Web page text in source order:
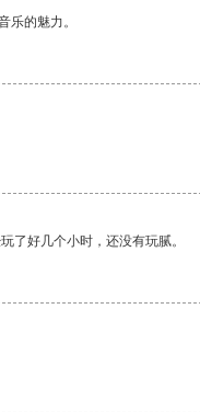
乐的魅力。
了好几个小时，还没有玩腻。